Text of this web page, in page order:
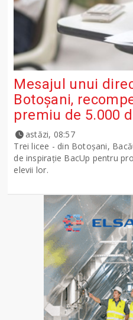
Mesajul unui
Botoșani,
premiu de 5.000
astăzi, 08:57
Trei licee - din Botoșani,
de inspirație BacUp pentru
elevii lor.